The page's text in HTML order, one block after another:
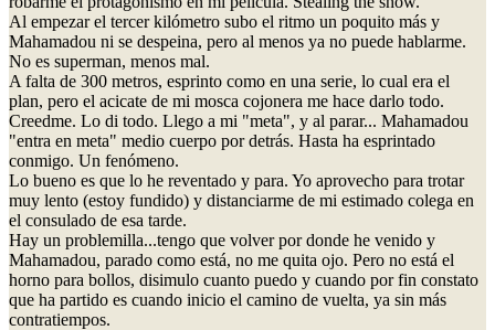
Al empezar el tercer kilómetro subo el ritmo un poquito más y
Mahamadou ni se despeina, pero al menos ya no puede hablarme.
No es superman, menos mal.
A falta de 300 metros, esprinto como en una serie, lo cual era el
plan, pero el acicate de mi mosca cojonera me hace darlo todo.
Creedme. Lo di todo. Llego a mi "meta", y al parar... Mahamadou
"entra en meta" medio cuerpo por detrás. Hasta ha esprintado
conmigo. Un fenómeno.
Lo bueno es que lo he reventado y para. Yo aprovecho para trotar
muy lento (estoy fundido) y distanciarme de mi estimado colega en
el consulado de esa tarde.
Hay un problemilla...tengo que volver por donde he venido y
Mahamadou, parado como está, no me quita ojo. Pero no está el
horno para bollos, disimulo cuanto puedo y cuando por fin constato
que ha partido es cuando inicio el camino de vuelta, ya sin más
contratiempos.